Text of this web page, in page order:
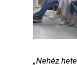
„Nehéz